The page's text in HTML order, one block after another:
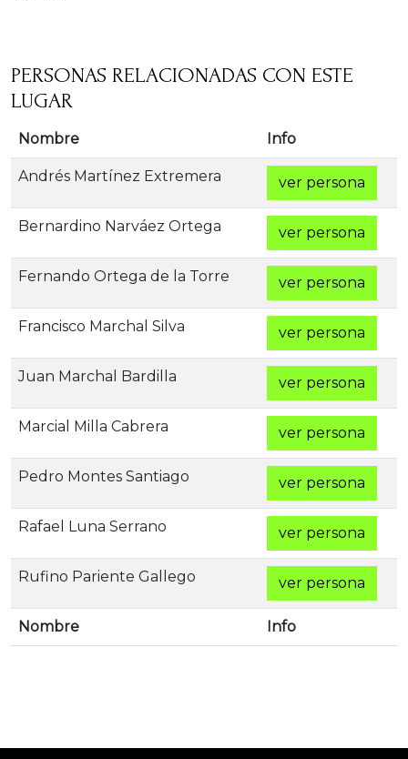
PERSONAS RELACIONADAS CON ESTE
LUGAR
Nombre Info
Andrés Martínez Extremera ver persona
Bernardino Narváez Ortega ver persona
Fernando Ortega de la Torre ver persona
Francisco Marchal Silva ver persona
Juan Marchal Bardilla ver persona
Marcial Milla Cabrera ver persona
Pedro Montes Santiago ver persona
Rafael Luna Serrano ver persona
Rufino Pariente Gallego ver persona
Nombre Info